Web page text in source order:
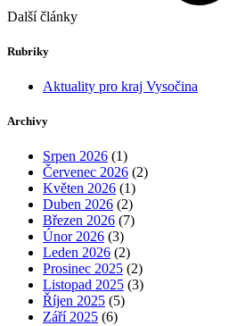
Další články
Rubriky
Aktuality pro kraj Vysočina
Archivy
Srpen 2026 (1)
Červenec 2026 (2)
Květen 2026 (1)
Duben 2026 (2)
Březen 2026 (7)
Únor 2026 (3)
Leden 2026 (2)
Prosinec 2025 (2)
Listopad 2025 (3)
Říjen 2025 (5)
Září 2025 (6)